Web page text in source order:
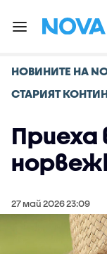
НОВИНИТЕ НА
СТАРИЯТ
Приеха
27 май 2026 23:09